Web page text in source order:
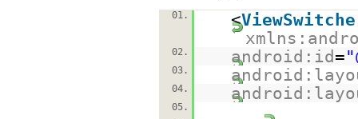
01. <
02. android:id=
03.
04.
05.